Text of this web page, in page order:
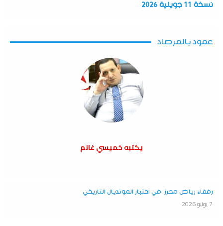
نسخة 11 جويلية 2026
عمود بالمرصاد
يكتبه خميسي غانم
رفقاء رياض محرز في اختبار المونديال التاريخي
7 يونيو 2026